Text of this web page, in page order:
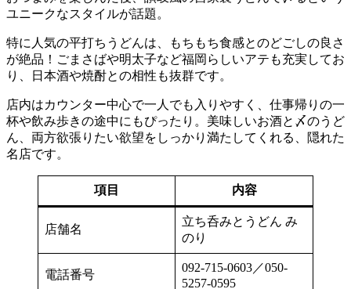
ユニークなスタイルが話題。
特に人気の平打ちうどんは、もちもち食感とのどごしの良さ
が絶品！ごまさばや明太子など福岡らしいアテも充実してお
り、日本酒や焼酎との相性も抜群です。
店内はカウンター中心で一人でも入りやすく、仕事帰りの一
杯や飲み歩きの途中にもぴったり。美味しいお酒と〆のうど
ん、両方欲張りたい欲望をしっかり満たしてくれる、隠れた
名店です。
項目 内容
店舗名
立ち呑みとうどん み
のり
電話番号
092-715-0603／050-
5257-0595